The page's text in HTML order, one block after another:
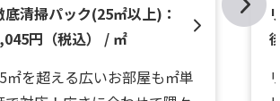
底清掃パック(25㎡以上)：
円（税込） / ㎡
㎡を超える広いお部屋も㎡単